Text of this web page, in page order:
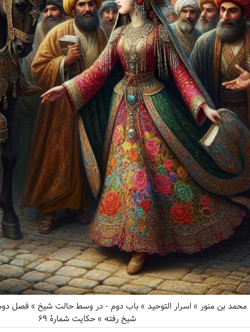
محمد بن منور » اسرار التوحید » باب دوم - در وسط حالت شیخ » فصل
شیخ رفته » حکایت شمارهٔ ۶۹